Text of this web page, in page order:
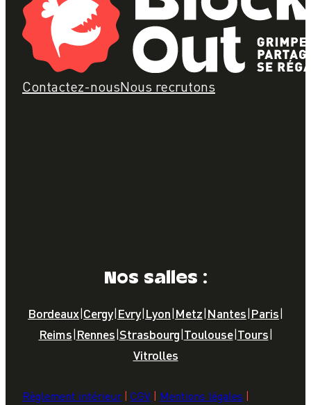
Contactez-nousNous recrutons
Nos salles :
Bordeaux|Cergy|Evry|Lyon|Metz|Nantes|Paris|
Reims|Rennes|Strasbourg|Toulouse|Tours|
Vitrolles
Règlement intérieur | CGV | Mentions légales |